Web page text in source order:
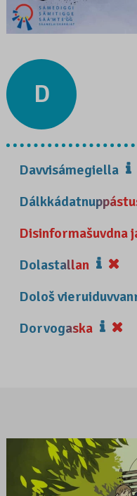
D
Davvisámegiella
Disinformašuvdna
Dolastallan
Dološ
Dorvogaska